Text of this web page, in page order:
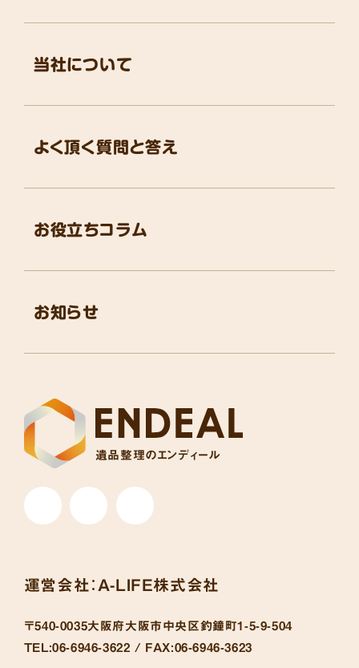
遺品整理のエンディール
お役立ちコラム
よく頂く質問と答え
お知らせ
当社について
運営会社： A-LIFE株式会社
〒540-0035大阪府大阪市中央区釣鐘町1-5-9-504
TEL:06-6946-3622 / FAX:06-6946-3623